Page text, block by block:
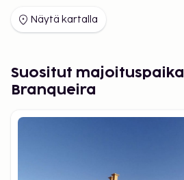
Näytä kartalla
Suositut
Branqueira